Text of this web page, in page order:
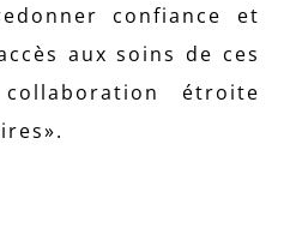
confiance et
aux soins de ces
étroite